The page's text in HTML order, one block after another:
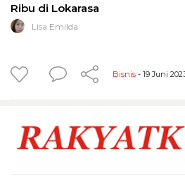
Ribu di Lokarasa
Lisa Emilda
Bisnis - 19 Juni